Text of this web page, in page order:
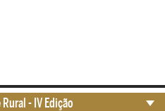
- IV Edição